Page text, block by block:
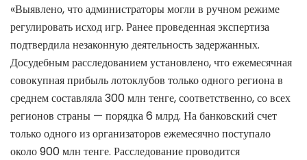
«Выявлено, что администраторы могли в ручном режиме
регулировать исход игр. Ранее проведенная экспертиза
подтвердила незаконную деятельность задержанных.
Досудебным расследованием установлено, что ежемесячная
совокупная прибыль лотоклубов только одного региона в
среднем составляла 300 млн тенге, соответственно, со всех
регионов страны — порядка 6 млрд. На банковский счет
только одного из организаторов ежемесячно поступало
около 900 млн тенге. Расследование проводится